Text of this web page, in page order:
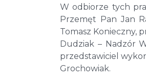
W odbiorze tych
Przemęt Pan Jan
Tomasz Konieczny,
Dudziak – Nadzór
przedstawiciel
Grochowiak.